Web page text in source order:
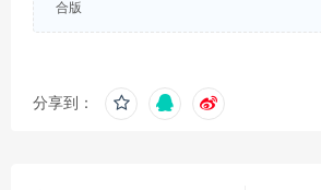
合版
分享到：